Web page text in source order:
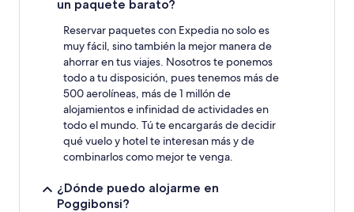
condiciones.
un paquete barato?
Reservar paquetes con Expedia no solo es
muy fácil, sino también la mejor manera de
ahorrar en tus viajes. Nosotros te ponemos
todo a tu disposición, pues tenemos más de
500 aerolíneas, más de 1 millón de
alojamientos e infinidad de actividades en
todo el mundo. Tú te encargarás de decidir
qué vuelo y hotel te interesan más y de
combinarlos como mejor te venga.
¿Dónde puedo alojarme en
Poggibonsi?